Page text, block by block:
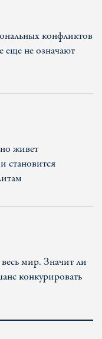
конфликтов
еще не означают
живет
становится
мир. Значит ли
конкурировать